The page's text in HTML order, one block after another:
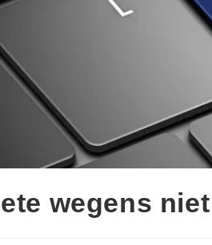
wegens